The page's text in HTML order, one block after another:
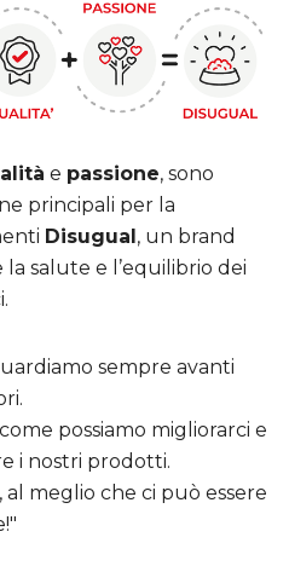
e passione, sono
principali per la
Disugual, un brand
salute e l’equilibrio dei
sempre avanti
possiamo migliorarci e
i nostri prodotti.
meglio che ci può essere